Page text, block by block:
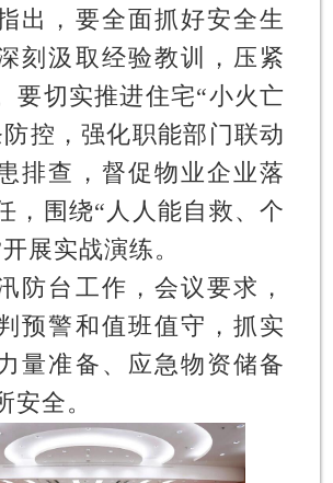
，要全面抓好安全生
刻汲取经验教训，压紧
要切实推进住宅“小火亡
防控，强化职能部门联动
排查，督促物业企业落
，围绕“人人能自救、个
展实战演练。
台工作，会议要求，
预警和值班值守，抓实
量准备、应急物资储备
安全。